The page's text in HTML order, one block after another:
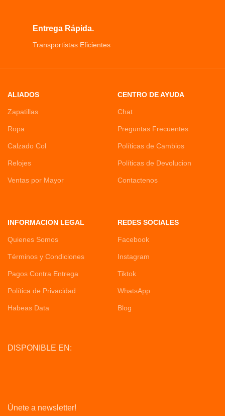
Entrega Rápida.
Transportistas Eficientes
ALIADOS
Zapatillas
Ropa
Calzado Col
Relojes
Ventas por Mayor
CENTRO DE AYUDA
Chat
Preguntas Frecuentes
Políticas de Cambios
Políticas de Devolucion
Contactenos
INFORMACION LEGAL
Quienes Somos
Términos y Condiciones
Pagos Contra Entrega
Política de Privacidad
Habeas Data
REDES SOCIALES
Facebook
Instagram
Tiktok
WhatsApp
Blog
DISPONIBLE EN:
Únete a newsletter!